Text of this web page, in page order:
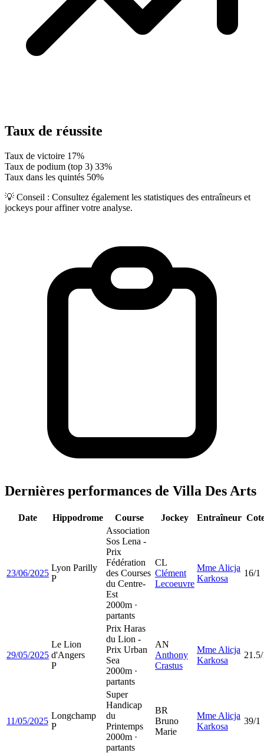
Taux de réussite
Taux de victoire 17%
Taux de podium (top 3) 33%
Taux dans les quintés 50%
💡 Conseil : Consultez également les statistiques des entraîneurs et
jockeys pour affiner votre analyse.
Dernières performances de Villa Des Arts
Date Hippodrome Course Jockey Entraîneur
23/06/2025
Lyon Parilly
P
Association
Sos Lena -
Prix
Fédération
des Courses
du Centre-
Est
2000m ·
partants
CL
Clément
Lecoeuvre
Mme Alicja
Karkosa
16/1
29/05/2025
Le Lion
d'Angers
P
Prix Haras
du Lion -
Prix Urban
Sea
2000m ·
partants
AN
Anthony
Crastus
Mme Alicja
Karkosa
11/05/2025
Longchamp
P
Super
Handicap
du
Printemps
2000m ·
partants
BR
Bruno
Marie
Mme Alicja
Karkosa
39/1